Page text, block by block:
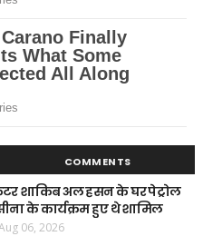
COMMENTS
शाकिब अल हसन के घर पेट्रोल
के कार्यक्रम हुए थे शामिल
06, 2026